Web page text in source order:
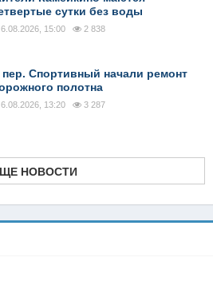
сутки без воды
15:00 2 838
пер. Спортивный начали ремонт
полотна
13:20 3 287
НОВОСТИ